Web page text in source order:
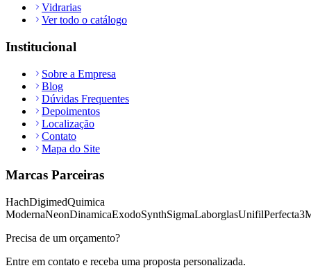
Vidrarias
Ver todo o catálogo
Institucional
Sobre a Empresa
Blog
Dúvidas Frequentes
Depoimentos
Localização
Contato
Mapa do Site
Marcas Parceiras
HachDigimedQuimica
ModernaNeonDinamicaExodoSynthSigmaLaborglasUnifilPerfecta
Precisa de um orçamento?
Entre em contato e receba uma proposta personalizada.